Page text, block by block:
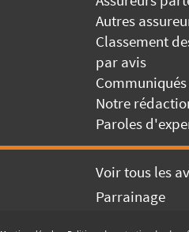
Autres
Classement
par avis
Notre
Paroles
Voir tous les
Parrainage